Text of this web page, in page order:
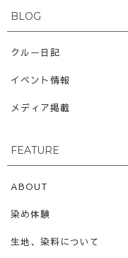
BLOG
クルー日記
イベント情報
メディア掲載
FEATURE
ABOUT
染め体験
生地、染料について